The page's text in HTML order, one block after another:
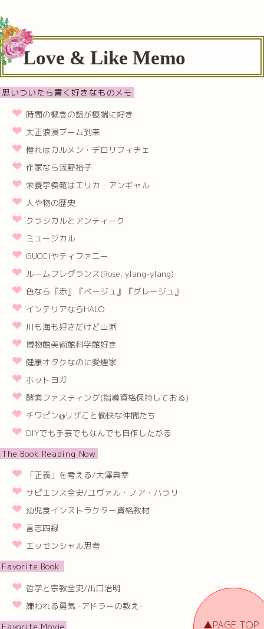
Love & Like Memo
思いついたら書く好きなものメモ
時間の概念の話が極端に好き
大正浪漫ブーム到来
憧れはカルメン・デロリフィチェ
作家なら浅野裕子
栄養学模範はエリカ・アンギャル
人や物の歴史
クラシカルとアンティーク
ミュージカル
GUCCIやティファニー
ルームフレグランス(Rose, ylang-ylang)
色なら『赤』『ベージュ』『グレージュ』
インテリアならHALO
川も海も好きだけど山派
博物館美術館科学館好き
健康オタクなのに愛煙家
ホットヨガ
酵素ファスティング(指導資格保持しておる)
チワピン@リザこと愉快な仲間たち
DIYでも手芸でもなんでも自作したがる
The Book Reading Now
「正義」を考える/大澤真幸
サピエンス全史/ユヴァル・ノア・ハラリ
幼児食インストラクター資格教材
言志四緑
エッセンシャル思考
Favorite Book
哲学と宗教全史/出口治明
嫌われる勇気 -アドラーの教え-
Favorite Movie
▲PAGE TOP